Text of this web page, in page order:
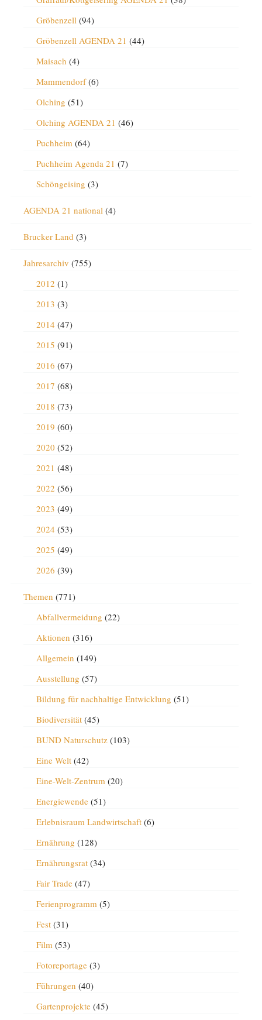
Gröbenzell(94)
Gröbenzell AGENDA 21 (44)
Maisach (4)
Mammendorf(6)
Olching (51)
Olching AGENDA 21 (46)
Puchheim(64)
Puchheim Agenda 21 (7)
Schöngeising (3)
AGENDA 21 national(4)
Brucker Land (3)
Jahresarchiv (755)
2012 (1)
2013 (3)
2014 (47)
2015 (91)
2016 (67)
2017 (68)
2018 (73)
2019 (60)
2020 (52)
2021 (48)
2022 (56)
2023 (49)
2024 (53)
2025 (49)
2026 (39)
Themen (771)
Abfallvermeidung (22)
Aktionen (316)
Allgemein (149)
Ausstellung (57)
Bildung für nachhaltige Entwicklung (51)
Biodiversität(45)
BUND Naturschutz(103)
Eine Welt(42)
Eine-Welt-Zentrum(20)
Energiewende(51)
Erlebnisraum Landwirtschaft(6)
Ernährung (128)
Ernährungsrat(34)
Fair Trade(47)
Ferienprogramm(5)
Fest(31)
Film(53)
Fotoreportage(3)
Führungen (40)
Gartenprojekte(45)